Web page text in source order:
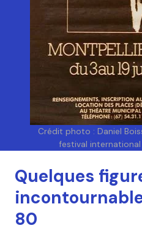
Crédit photo : Daniel
festival
Quelques
80